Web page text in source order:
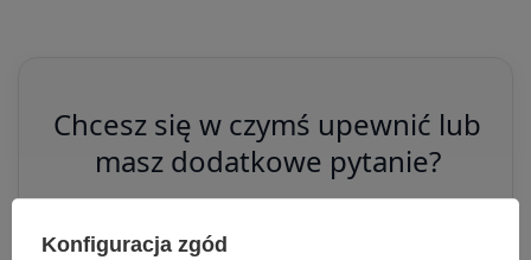
Chcesz się w czymś upewnić lub
masz dodatkowe pytanie?
Konfiguracja zgód